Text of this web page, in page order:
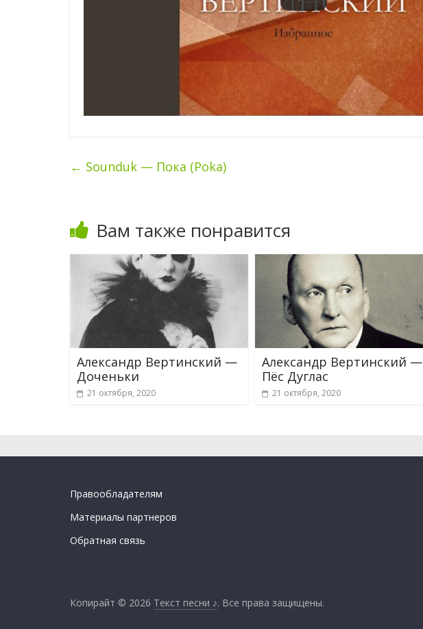
← Sounduk — Пока (Poka)
Вам также понравится
Александр Вертинский —
Доченьки
21 октября, 2020
Александр Вертинский —
Пёс Дуглас
21 октября, 2020
Правообладателям
Материалы партнеров
Обратная связь
Копирайт © 2026 Текст песни ♪. Все права защищены.